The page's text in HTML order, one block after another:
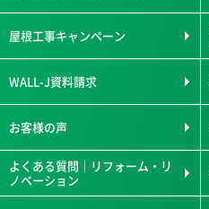
屋根工事キャンペーン
WALL-J資料請求
お客様の声
よくある質問｜リフォーム・リ
ノベーション